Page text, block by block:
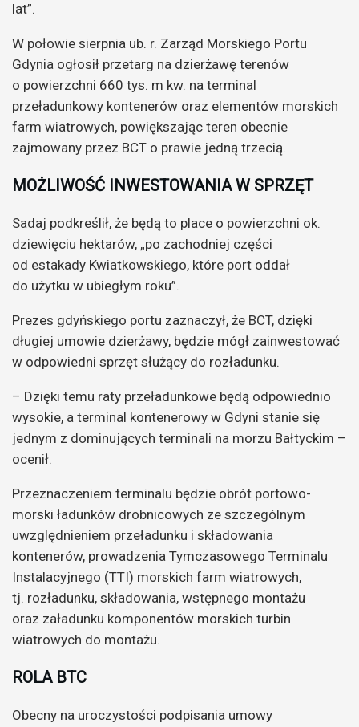
lat”.
W połowie sierpnia ub. r. Zarząd Morskiego Portu
Gdynia ogłosił przetarg na dzierżawę terenów
o powierzchni 660 tys. m kw. na terminal
przeładunkowy kontenerów oraz elementów morskich
farm wiatrowych, powiększając teren obecnie
zajmowany przez BCT o prawie jedną trzecią.
MOŻLIWOŚĆ INWESTOWANIA W SPRZĘT
Sadaj podkreślił, że będą to place o powierzchni ok.
dziewięciu hektarów, „po zachodniej części
od estakady Kwiatkowskiego, które port oddał
do użytku w ubiegłym roku”.
Prezes gdyńskiego portu zaznaczył, że BCT, dzięki
długiej umowie dzierżawy, będzie mógł zainwestować
w odpowiedni sprzęt służący do rozładunku.
– Dzięki temu raty przeładunkowe będą odpowiednio
wysokie, a terminal kontenerowy w Gdyni stanie się
jednym z dominujących terminali na morzu Bałtyckim –
ocenił.
Przeznaczeniem terminalu będzie obrót portowo-
morski ładunków drobnicowych ze szczególnym
uwzględnieniem przeładunku i składowania
kontenerów, prowadzenia Tymczasowego Terminalu
Instalacyjnego (TTI) morskich farm wiatrowych,
tj. rozładunku, składowania, wstępnego montażu
oraz załadunku komponentów morskich turbin
wiatrowych do montażu.
ROLA BTC
Obecny na uroczystości podpisania umowy